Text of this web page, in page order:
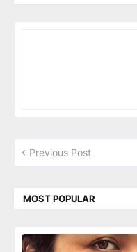
Previous Post
MOST POPULAR